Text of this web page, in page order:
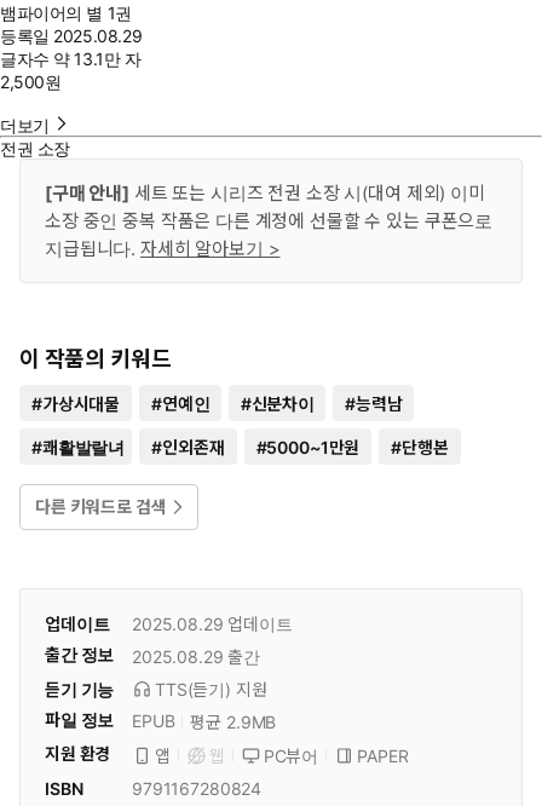
뱀파이어의 별 1권
등록일 2025.08.29
글자수 약 13.1만 자
2,500원
더보기
전권 소장
[구매 안내] 세트 또는 시리즈 전권 소장 시(대여 제외) 이미
소장 중인 중복 작품은 다른 계정에 선물할 수 있는 쿠폰으로
지급됩니다. 자세히 알아보기 >
이 작품의 키워드
#가상시대물 #연예인 #신분차이 #능력남
#쾌활발랄녀 #인외존재 #5000~1만원 #단행본
다른 키워드로 검색
업데이트 2025.08.29 업데이트
출간 정보
2025.08.29 출간
듣기 기능
TTS(듣기) 지원
파일 정보
EPUB
평균 2.9MB
지원 환경
앱 웹 PC뷰어
PAPER
ISBN
9791167280824